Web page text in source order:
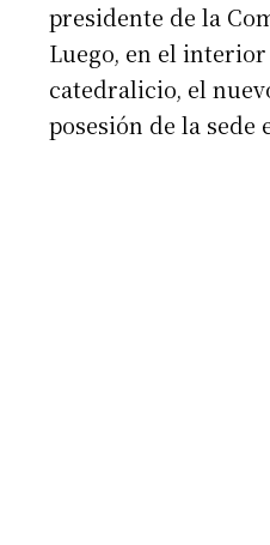
presidente de la
Luego, en el
catedralicio, el
posesión de la sede